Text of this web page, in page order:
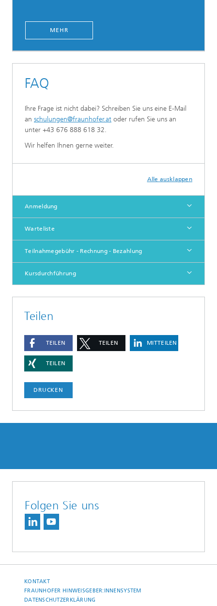
MEHR
FAQ
Ihre Frage ist nicht dabei? Schreiben Sie uns eine E-Mail
an schulungen@fraunhofer.at oder rufen Sie uns an
unter +43 676 888 618 32.
Wir helfen Ihnen gerne weiter.
Alle ausklappen
Anmeldung
Warteliste
Teilnahmegebühr - Rechnung - Bezahlung
Kursdurchführung
Teilen
TEILEN TEILEN MITTEILEN
TEILEN
DRUCKEN
Folgen Sie uns
KONTAKT
FRAUNHOFER HINWEISGEBER:INNENSYSTEM
DATENSCHUTZERKLÄRUNG